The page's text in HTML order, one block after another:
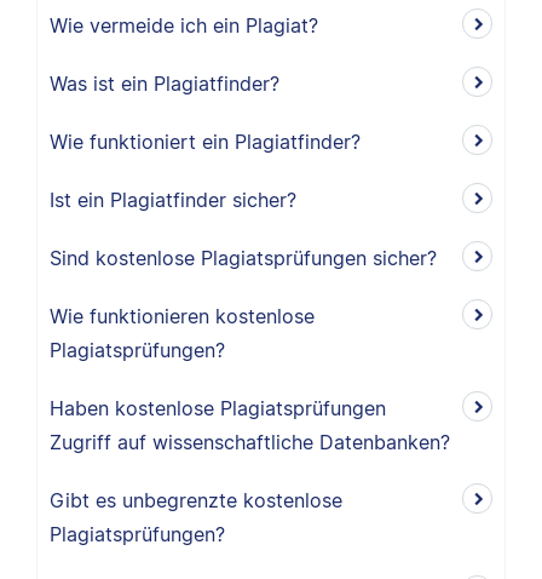
Wie vermeide ich ein Plagiat?
Was ist ein Plagiatfinder?
Wie funktioniert ein Plagiatfinder?
Ist ein Plagiatfinder sicher?
Sind kostenlose Plagiatsprüfungen sicher?
Wie funktionieren kostenlose
Plagiatsprüfungen?
Haben kostenlose Plagiatsprüfungen
Zugriff auf wissenschaftliche Datenbanken?
Gibt es unbegrenzte kostenlose
Plagiatsprüfungen?